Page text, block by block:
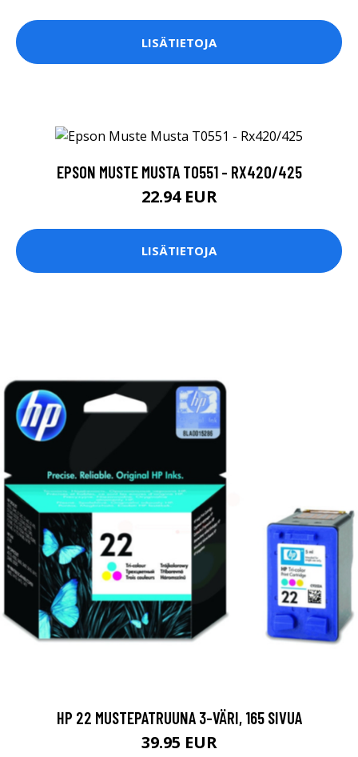
LISÄTIETOJA
EPSON MUSTE MUSTA T0551 - RX420/425
22.94 EUR
LISÄTIETOJA
HP 22 MUSTEPATRUUNA 3-VÄRI, 165 SIVUA
39.95 EUR